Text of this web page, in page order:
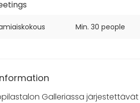
Min. 30 people
Galleriassa